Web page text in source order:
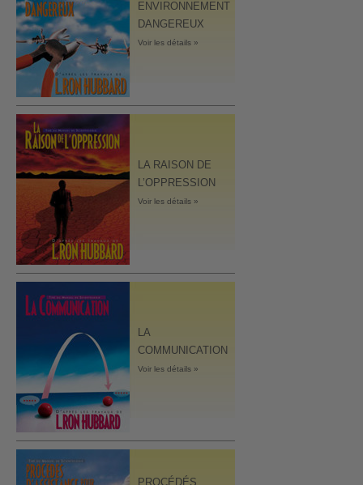
ENVIRONNEMENT
DANGEREUX
Voir les détails »
LA RAISON DE
L’OPPRESSION
Voir les détails »
LA
COMMUNICATION
Voir les détails »
PROCÉDÉS